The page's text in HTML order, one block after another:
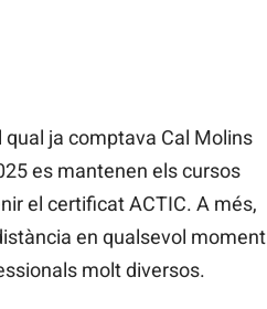
ja comptava Cal Molins
es mantenen els cursos
el certificat ACTIC. A més,
en qualsevol moment
molt diversos.